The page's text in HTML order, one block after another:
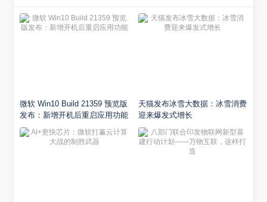
微软 Win10 Build 21359 预览版
发布：新增开机后重启应用功能
天猫发布冰雪大数据：冰雪消费
迎来爆发式增长